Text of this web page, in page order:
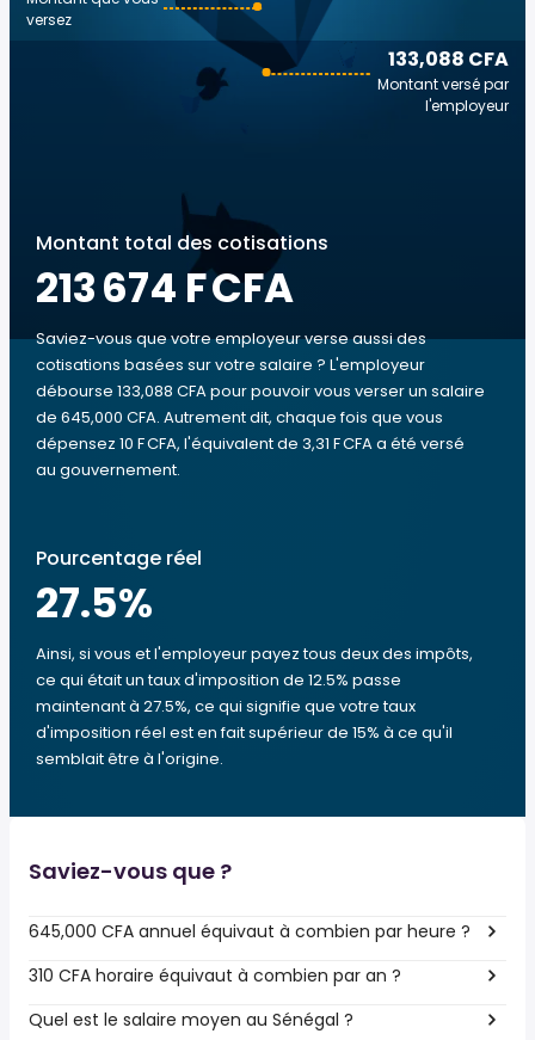
133,088 CFA
Montant versé par
l'employeur
versez
Montant total des cotisations
213 674 F CFA
Saviez-vous que votre employeur verse aussi des
cotisations basées sur votre salaire ? L'employeur
débourse 133,088 CFA pour pouvoir vous verser un salaire
de 645,000 CFA. Autrement dit, chaque fois que vous
dépensez 10 F CFA, l'équivalent de 3,31 F CFA a été versé
au gouvernement.
Pourcentage réel
27.5%
Ainsi, si vous et l'employeur payez tous deux des impôts,
ce qui était un taux d'imposition de 12.5% passe
maintenant à 27.5%, ce qui signifie que votre taux
d'imposition réel est en fait supérieur de 15% à ce qu'il
semblait être à l'origine.
Saviez-vous que ?
645,000 CFA annuel équivaut à combien par heure ?
310 CFA horaire équivaut à combien par an ?
Quel est le salaire moyen au Sénégal ?